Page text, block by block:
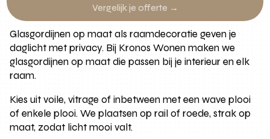
Vergelijk je offerte →
Glasgordijnen op maat als raamdecoratie geven je
daglicht met privacy. Bij Kronos Wonen maken we
glasgordijnen op maat die passen bij je interieur en elk
raam.
Kies uit voile, vitrage of inbetween met een wave plooi
of enkele plooi. We plaatsen op rail of roede, strak op
maat, zodat licht mooi valt.